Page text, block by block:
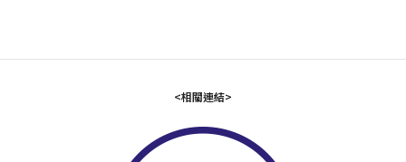
<相關連結>